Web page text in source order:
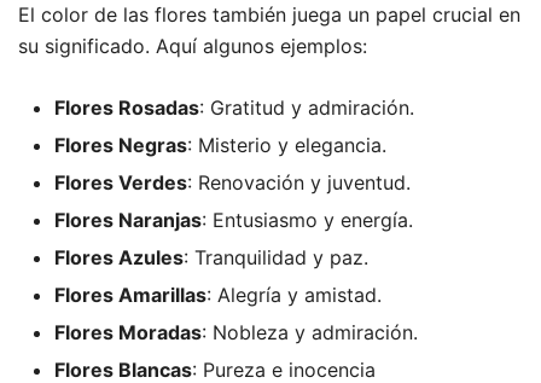
El color de las flores también juega un papel crucial en
su significado. Aquí algunos ejemplos:
Flores Rosadas: Gratitud y admiración.
Flores Negras: Misterio y elegancia.
Flores Verdes: Renovación y juventud.
Flores Naranjas: Entusiasmo y energía.
Flores Azules: Tranquilidad y paz.
Flores Amarillas: Alegría y amistad.
Flores Moradas: Nobleza y admiración.
Flores Blancas: Pureza e inocencia